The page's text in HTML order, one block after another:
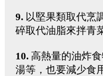
9. 以堅果類取代烹
碎取代油脂來拌青
10. 高熱量的油炸
湯等，也要減少食